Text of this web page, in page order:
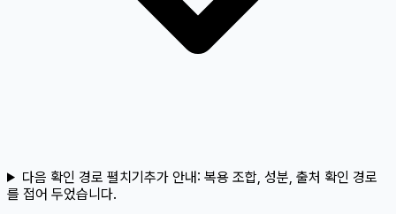
다음 확인 경로 펼치기추가 안내: 복용 조합, 성분, 출처 확인 경로
를 접어 두었습니다.